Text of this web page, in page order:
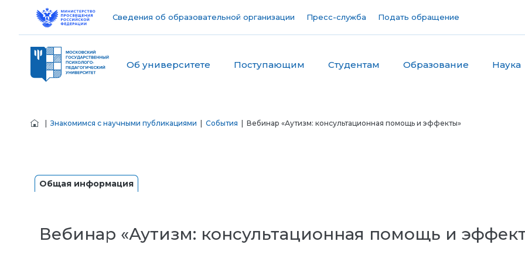
Сведения об образовательной организации Пресс-служба Подать обращение
Об университете Поступающим Студентам Образование Наука
|Знакомимся с научными публикациями События | Вебинар «Аутизм: консультационная помощь и эффекты»
Общая информация
Вебинар «Аутизм: консультационная помощь и